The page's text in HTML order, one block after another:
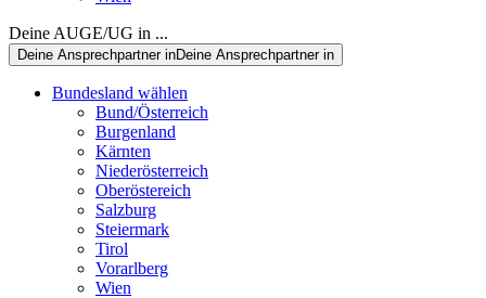
Deine AUGE/UG in ...
Deine Ansprechpartner inDeine Ansprechpartner in
Bundesland wählen
Bund/Österreich
Burgenland
Kärnten
Niederösterreich
Oberöstereich
Salzburg
Steiermark
Tirol
Vorarlberg
Wien